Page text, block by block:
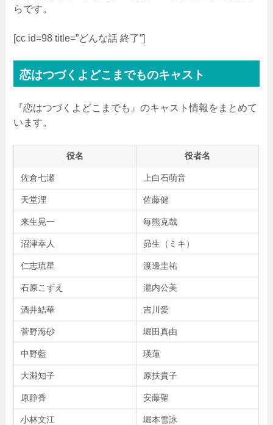
らです。
[cc id=98 title=”どんな話 終了”]
恋はつづくよどこまでものキャスト
『恋はつづくよどこまでも』のキャスト情報をまとめて
います。
役名 役者名
佐倉七瀬 上白石萌音
天堂浬 佐藤健
来生晃一 毎熊克哉
沼津幸人 昴生（ミキ）
仁志琉星 渡邊圭祐
石原こずえ 瀧内公美
酒井結華 吉川愛
菅野海砂 堀田真由
中野藍 瑛蓮
大淵知子 原扶貴子
原静香 安藤聖
小林文江 堀本雪詠